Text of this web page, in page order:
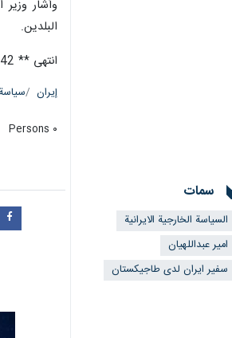
وأشار
البلدين.
انتهى ** 2342
إيران سياسة
٠ Persons
سمات
السياسة الخارجية الايرانية
امير عبداللهيان
سفير ايران لدى طاجيكستان